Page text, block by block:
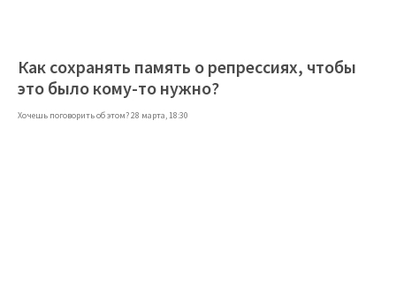
Как сохранять память о репрессиях, чтобы
это было кому-то нужно?
Хочешь поговорить об этом? 28 марта, 18:30